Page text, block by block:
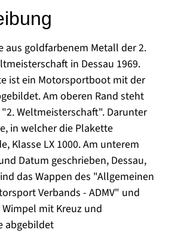
aus goldfarbenem Metall der 2.
in Dessau 1969.
ist ein Motorsportboot mit der
Am oberen Rand steht
Weltmeisterschaft". Darunter
in welcher die Plakette
Klasse LX 1000. Am unterem
Datum geschrieben, Dessau,
das Wappen des "Allgemeinen
Verbands - ADMV" und
mit Kreuz und
abgebildet